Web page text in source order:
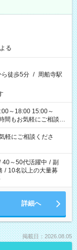
る
ら徒歩5分 / 周船寺駅
にご相談くださ
40～50代活躍中 / 副
/ 10名以上の大量募
詳細へ
掲載日：2026.08.05